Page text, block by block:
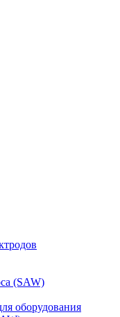
(SAW)
оборудования